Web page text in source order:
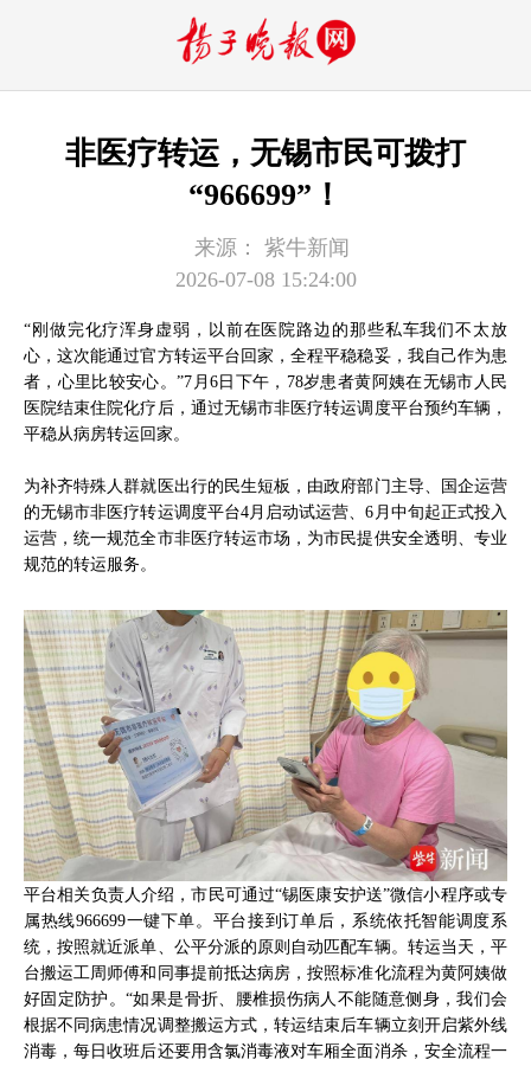
非医疗转运，无锡市民可拨打
“966699”！
来源：
紫牛新闻
2026-07-08 15:24:00
“刚做完化疗浑身虚弱，以前在医院路边的那些私车我们不太放
心，这次能通过官方转运平台回家，全程平稳稳妥，我自己作为患
者，心里比较安心。”7月6日下午，78岁患者黄阿姨在无锡市人民
医院结束住院化疗后，通过无锡市非医疗转运调度平台预约车辆，
平稳从病房转运回家。
为补齐特殊人群就医出行的民生短板，由政府部门主导、国企运营
的无锡市非医疗转运调度平台4月启动试运营、6月中旬起正式投入
运营，统一规范全市非医疗转运市场，为市民提供安全透明、专业
规范的转运服务。
平台相关负责人介绍，市民可通过“锡医康安护送”微信小程序或专
属热线966699一键下单。平台接到订单后，系统依托智能调度系
统，按照就近派单、公平分派的原则自动匹配车辆。转运当天，平
台搬运工周师傅和同事提前抵达病房，按照标准化流程为黄阿姨做
好固定防护。“如果是骨折、腰椎损伤病人不能随意侧身，我们会
根据不同病患情况调整搬运方式，转运结束后车辆立刻开启紫外线
消毒，每日收班后还要用含氯消毒液对车厢全面消杀，安全流程一